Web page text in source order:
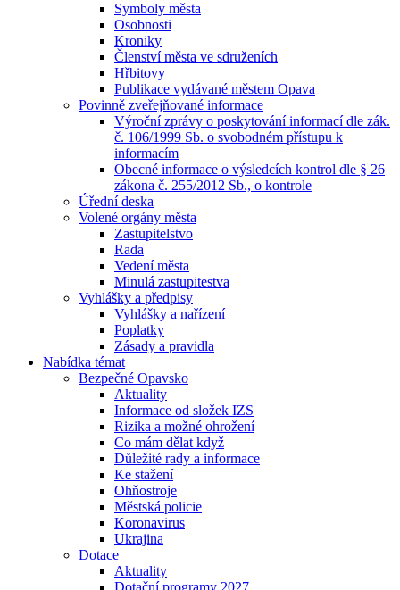
Symboly města
Osobnosti
Kroniky
Členství města ve sdruženích
Hřbitovy
Publikace vydávané městem Opava
Povinně zveřejňované informace
Výroční zprávy o poskytování informací dle zák.
č. 106/1999 Sb. o svobodném přístupu k
informacím
Obecné informace o výsledcích kontrol dle § 26
zákona č. 255/2012 Sb., o kontrole
Úřední deska
Volené orgány města
Zastupitelstvo
Rada
Vedení města
Minulá zastupitestva
Vyhlášky a předpisy
Vyhlášky a nařízení
Poplatky
Zásady a pravidla
Nabídka témat
Bezpečné Opavsko
Aktuality
Informace od složek IZS
Rizika a možné ohrožení
Co mám dělat když
Důležité rady a informace
Ke stažení
Ohňostroje
Městská policie
Koronavirus
Ukrajina
Dotace
Aktuality